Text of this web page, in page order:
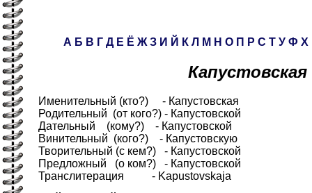
А Б В Г Д Е Ё Ж З И Й К Л М Н О П Р С Т У Ф Х
Капустовская
Именительный (кто?) - Капустовская
Родительный (от кого?) - Капустовской
Дательный (кому?) - Капустовской
Винительный (кого?) - Капустовскую
Творительный (с кем?) - Капустовской
Предложный (о ком?) - Капустовской
Транслитерация - Kapustovskaja